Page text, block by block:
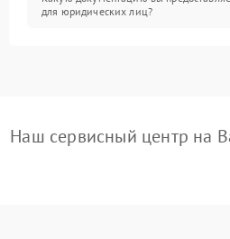
для юридических лиц?
Наш сервисный центр на